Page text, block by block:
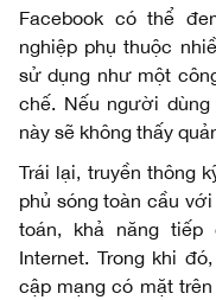
Facebook có thể
nghiệp phụ thuộc
sử dụng như một
chế. Nếu người
này sẽ không thấy
Trái lại, truyền thông
phủ sóng toàn cầu
toán, khả năng
Internet. Trong khi
cập mạng có mặt